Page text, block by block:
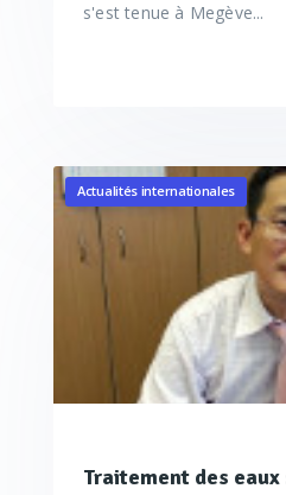
s'est tenue à Megève...
Actualités internationales
Traitement des